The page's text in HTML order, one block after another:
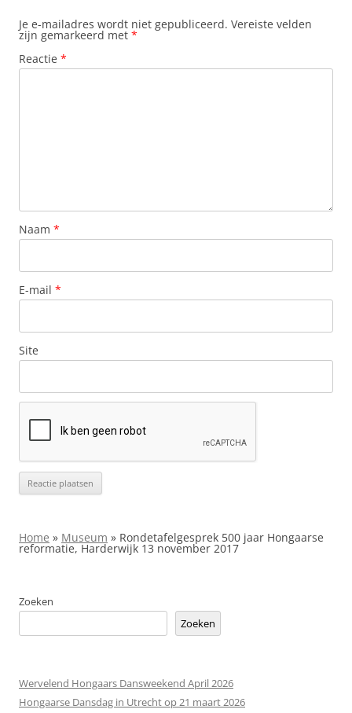
Je e-mailadres wordt niet gepubliceerd. Vereiste velden
zijn gemarkeerd met *
Reactie *
Naam *
E-mail *
Site
Home » Museum » Rondetafelgesprek 500 jaar Hongaarse
reformatie, Harderwijk 13 november 2017
Zoeken
Zoeken
Wervelend Hongaars Dansweekend April 2026
Hongaarse Dansdag in Utrecht op 21 maart 2026